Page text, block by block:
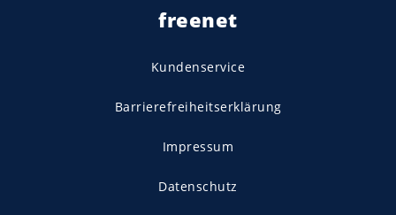
freenet
Kundenservice
Barrierefreiheitserklärung
Impressum
Datenschutz